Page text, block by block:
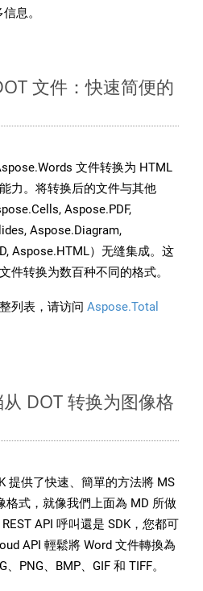
息。
文件：快速简便的
文件转换为 HTML
力。将转换后的文件与其他
Aspose.PDF,
Aspose.Diagram,
Aspose.HTML）无缝集成。这
件转换为数百种不同的格式。
列表，请访问 Aspose.Total
DOT 转换为图像格
提供了快速、簡單的方法將 MS
格式，就像我們上面為 MD 所做
API 呼叫還是 SDK，您都可
API 輕鬆將 Word 文件轉換為
PNG、BMP、GIF 和 TIFF。